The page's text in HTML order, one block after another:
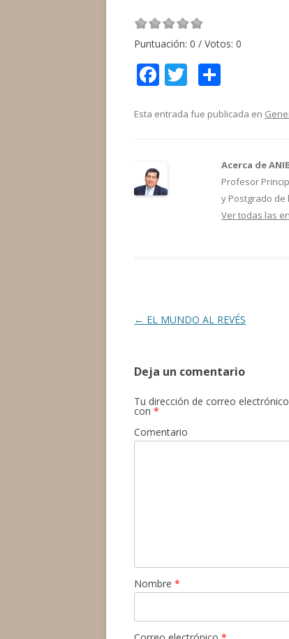
Puntuación: 0 / Votos: 0
F
e
o
T
itt m
ar
ti
r
Esta entrada fue publicada en
Acerca de
Profesor
y Postgrado de
Ver todas las
Navegación
← EL MUNDO AL REVÉS
Deja un comentario
Tu dirección de correo
con *
Comentario
Nombre *